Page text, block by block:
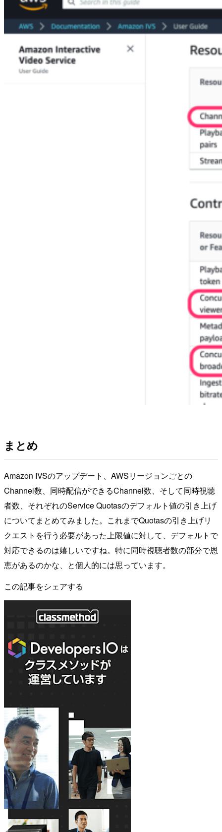
まとめ
Amazon IVSのアップデート、AWSリージョンごとの
Channel数、同時配信ができるChannel数、そして同時視聴
者数、それぞれのService Quotasのデフォルト値の引き上げ
についてまとめてみました。これまでQuotasの引き上げリ
クエストを行う必要があった上限値に対して、デフォルトで
対応できるのは嬉しいですね。特に同時視聴者数の部分で恩
恵があるのかな、と個人的には思っています。
この記事をシェアする